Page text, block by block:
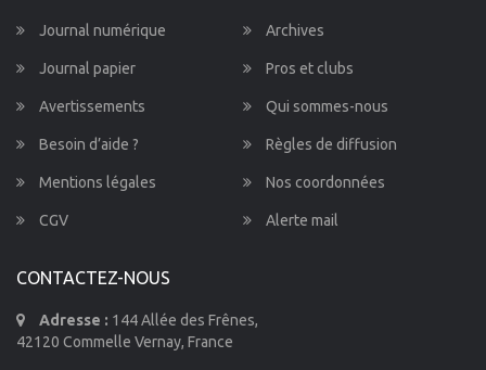
Journal numérique Archives
Journal papier Pros et clubs
Avertissements Qui sommes-nous
Besoin d’aide ? Règles de diffusion
Mentions légales Nos coordonnées
CGV Alerte mail
CONTACTEZ-NOUS
Adresse : 144 Allée des Frênes,
42120 Commelle Vernay, France